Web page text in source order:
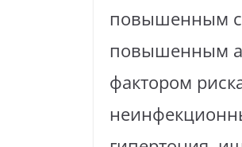
повышенным
повышенным
фактором